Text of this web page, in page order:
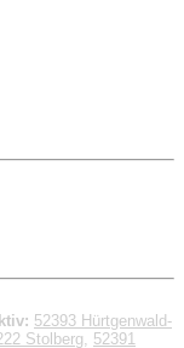
52393 Hürtgenwald-
Stolberg
52391